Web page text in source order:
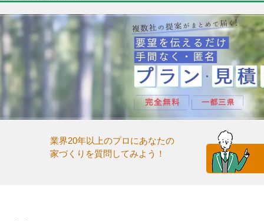
業界20年以上のプロにあなたの
家づくりを質問してみよう！